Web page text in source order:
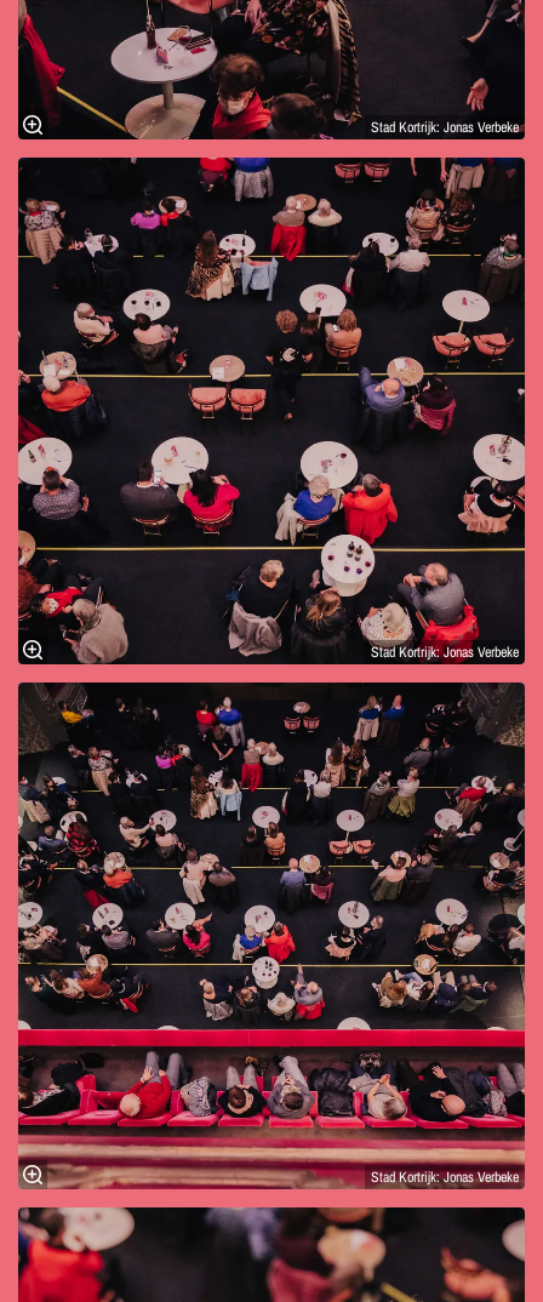
Stad Kortrijk: Jonas Verbeke
Stad Kortrijk: Jonas Verbeke
Stad Kortrijk: Jonas Verbeke